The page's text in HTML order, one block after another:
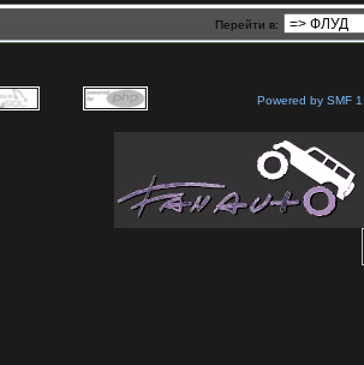
Перейти в:
Powered by SMF